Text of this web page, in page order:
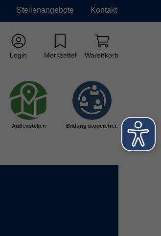
Stellenangebote Kontakt
Login Merkzettel Warenkorb
Außenstellen Bildung barrierefrei.